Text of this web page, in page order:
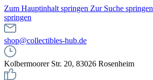
Zum Hauptinhalt springen Zur Suche springen
springen
shop@collectibles-hub.de
Kolbermoorer Str. 20, 83026 Rosenheim